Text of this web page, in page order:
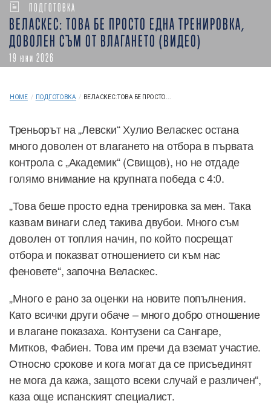
ПОДГОТОВКА
ВЕЛАСКЕС: ТОВА БЕ ПРОСТО ЕДНА ТРЕНИРОВКА,
ДОВОЛЕН СЪМ ОТ ВЛАГАНЕТО (ВИДЕО)
19 юни 2026
HOME / ПОДГОТОВКА / ВЕЛАСКЕС: ТОВА БЕ ПРОСТО...
Треньорът на „Левски“ Хулио Веласкес остана
много доволен от влагането на отбора в първата
контрола с „Академик“ (Свищов), но не отдаде
голямо внимание на крупната победа с 4:0.
„Това беше просто една тренировка за мен. Така
казвам винаги след такива двубои. Много съм
доволен от топлия начин, по който посрещат
отбора и показват отношението си към нас
феновете“, започна Веласкес.
„Много е рано за оценки на новите попълнения.
Като всички други обаче – много добро отношение
и влагане показаха. Контузени са Сангаре,
Митков, Фабиен. Това им пречи да вземат участие.
Относно срокове и кога могат да се присъединят
не мога да кажа, защото всеки случай е различен“,
каза още испанският специалист.